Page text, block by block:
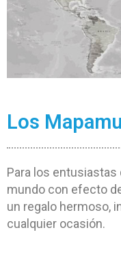
Los
Para los entusiastas
mundo con efecto
un regalo hermoso,
cualquier ocasión.